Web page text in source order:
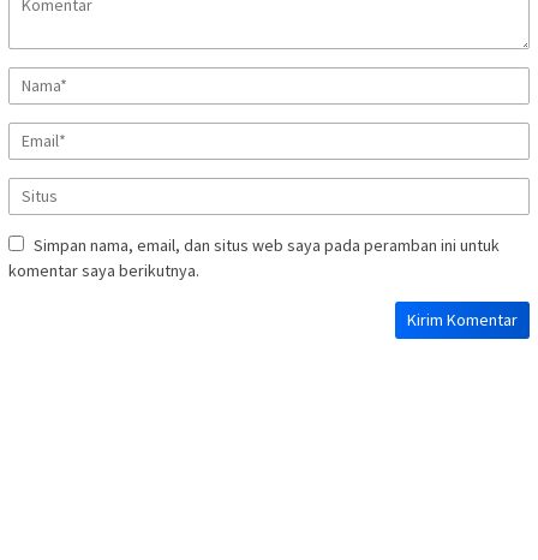
Simpan nama, email, dan situs web saya pada peramban ini untuk
komentar saya berikutnya.